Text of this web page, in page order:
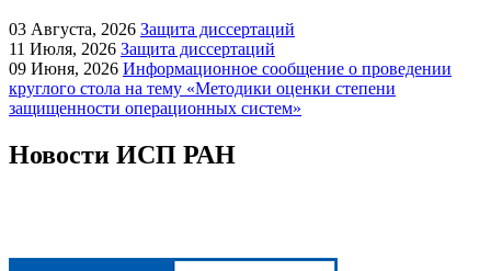
03 Августа, 2026 Защита диссертаций
11 Июля, 2026 Защита диссертаций
09 Июня, 2026 Информационное сообщение о проведении
круглого стола на тему «Методики оценки степени
защищенности операционных систем»
Новости ИСП РАН